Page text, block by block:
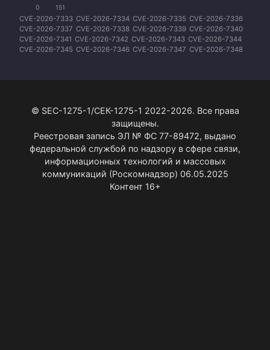
0 151
CVE-2026-7333 CVE-2026-7334 CVE-2026-7335 CVE-2026-7336
CVE-2026-7337 CVE-2026-7338 CVE-2026-7339 CVE-2026-7340
CVE-2026-7341 CVE-2026-7342 CVE-2026-7343 CVE-2026-7344
CVE-2026-7345 CVE-2026-7346 CVE-2026-7347 CVE-2026-7348
CVE-2026-7357 CVE-2026-7358 CVE-2026-7359 CVE-2026-7360
© SEC-1275-1/СЕК-1275-1 2022-2026. Все права
защищены.
Реестровая запись ЭЛ № ФС 77-89472, выдано
федеральной службой по надзору в сфере связи,
информационных технологий и массовых
коммуникаций (Роскомнадзор) 06.05.2025
Контент 16+